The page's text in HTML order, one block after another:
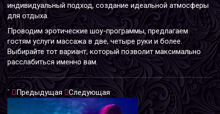
индивидуальный подход, создание идеальной атмосферы
для отдыха.
Проводим эротические шоу-программы, предлагаем
гостям услуги массажа в две, четыре руки и более.
Выбирайте тот вариант, который позволит максимально
расслабиться именно вам.
` Предыдущая Следующая